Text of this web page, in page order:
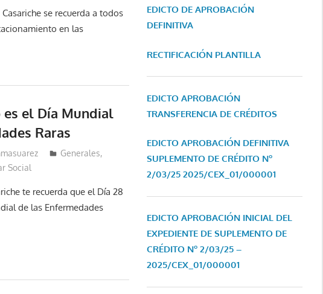
se recuerda a todos
en las
es el Día Mundial
Raras
Generales,
Social
te recuerda que el Día 28
de las Enfermedades
EDICTO DE APROBACIÓN
DEFINITIVA
RECTIFICACIÓN PLANTILLA
EDICTO APROBACIÓN
TRANSFERENCIA DE CRÉDITOS
EDICTO APROBACIÓN DEFINITIVA
SUPLEMENTO DE CRÉDITO Nº
2/03/25 2025/CEX_01/000001
EDICTO APROBACIÓN INICIAL DEL
EXPEDIENTE DE SUPLEMENTO DE
CRÉDITO Nº 2/03/25 –
2025/CEX_01/000001